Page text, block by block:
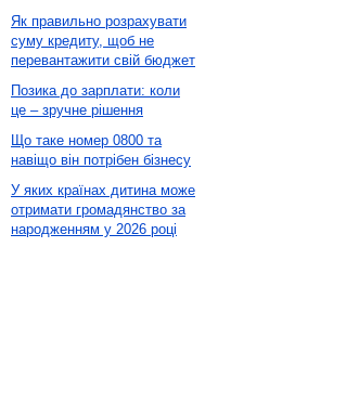
Як правильно розрахувати
суму кредиту, щоб не
перевантажити свій бюджет
Позика до зарплати: коли
це – зручне рішення
Що таке номер 0800 та
навіщо він потрібен бізнесу
У яких країнах дитина може
отримати громадянство за
народженням у 2026 році